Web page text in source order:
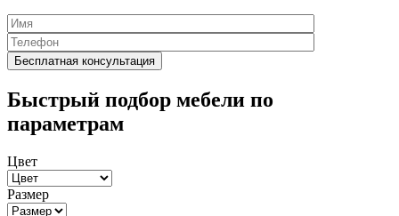
Быстрый подбор мебели по
параметрам
Цвет
Размер